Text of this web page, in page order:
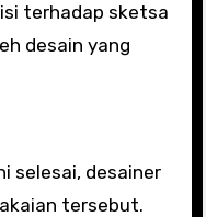
terhadap sketsa
desain yang
selesai, desainer
tersebut.